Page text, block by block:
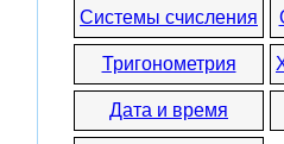
Системы счисления
Тригонометрия
Дата и время